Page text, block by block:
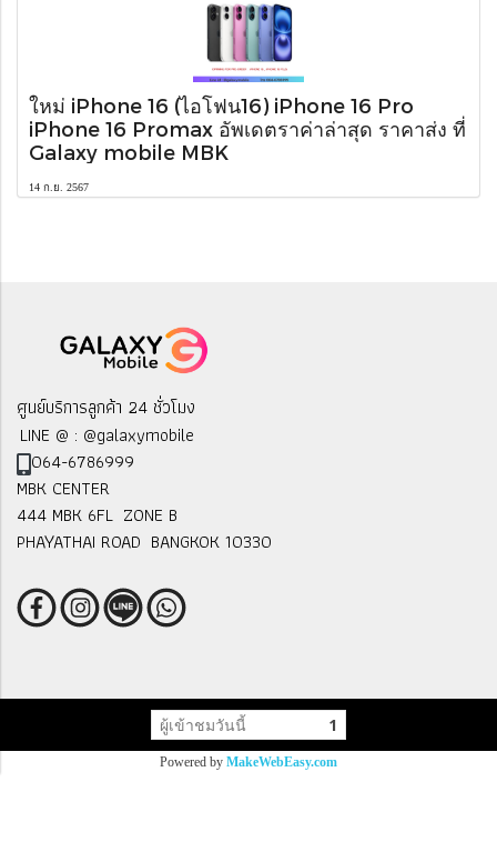
ใหม่ iPhone 16 (ไอโฟน16) iPhone 16 Pro
iPhone 16 Promax อัพเดตราค่าล่าสุด ราคาส่ง ที่
Galaxy mobile MBK
14 ก.ย. 2567
ศูนย์บริการลูกค้า 24 ชั่วโมง
LINE @ : @galaxymobile
064-6786999
MBK CENTER
444 MBK 6FL ZONE B
PHAYATHAI ROAD BANGKOK 10330
ผู้เข้าชมวันนี้ 1
Powered by MakeWebEasy.com